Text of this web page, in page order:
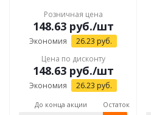
Розничная цена
148.63руб./шт
Экономия 26.23 руб.
Цена по дисконту
148.63руб./шт
Экономия 26.23 руб.
До конца акции Остаток